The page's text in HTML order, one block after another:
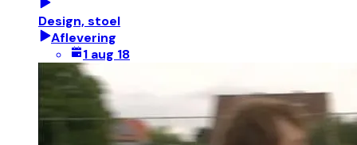
Design, stoel
Aflevering
1 aug 18